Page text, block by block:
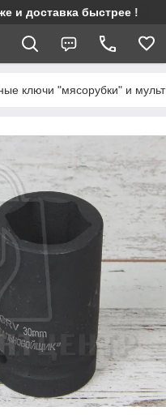
и доставка быстрее !
ключи "мясорубки" и